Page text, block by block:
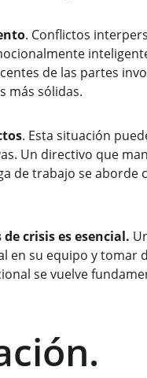
. Conflictos
de las partes
más sólidas.
. Esta situación
Un directivo que
de trabajo se aborde
crisis es esencial.
en su equipo y tomar
se vuelve